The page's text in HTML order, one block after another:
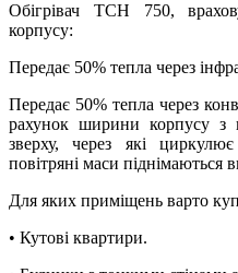
Обігрівач ТСН 750,
корпусу:
Передає 50% тепла через
Передає 50% тепла через
рахунок ширини корпусу з
зверху, через які
повітряні маси піднімаються
Для яких приміщень варто
• Кутові квартири.